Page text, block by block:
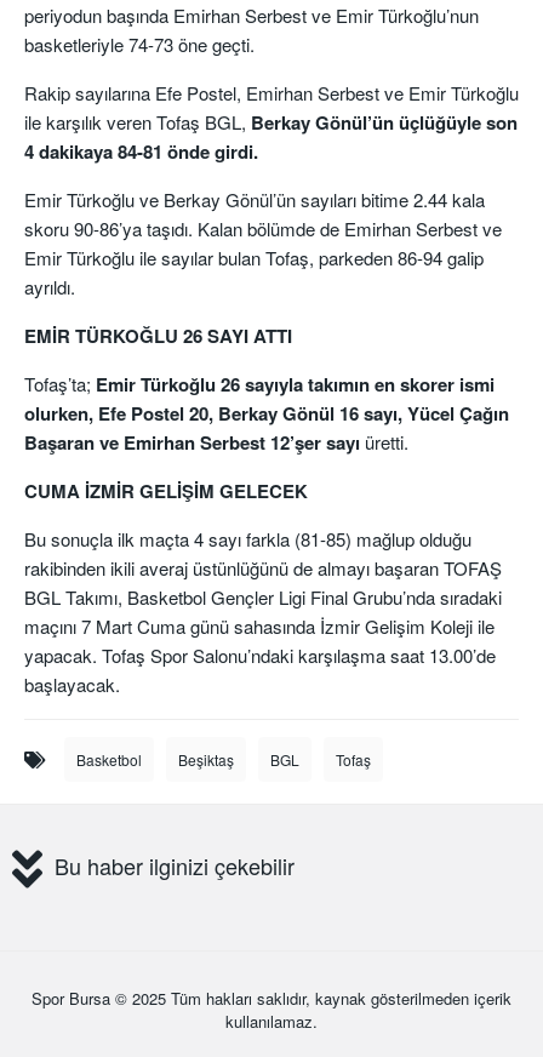
periyodun başında Emirhan Serbest ve Emir Türkoğlu’nun
basketleriyle 74-73 öne geçti.
Rakip sayılarına Efe Postel, Emirhan Serbest ve Emir Türkoğlu
ile karşılık veren Tofaş BGL, Berkay Gönül’ün üçlüğüyle son
4 dakikaya 84-81 önde girdi.
Emir Türkoğlu ve Berkay Gönül’ün sayıları bitime 2.44 kala
skoru 90-86’ya taşıdı. Kalan bölümde de Emirhan Serbest ve
Emir Türkoğlu ile sayılar bulan Tofaş, parkeden 86-94 galip
ayrıldı.
EMİR TÜRKOĞLU 26 SAYI ATTI
Tofaş’ta; Emir Türkoğlu 26 sayıyla takımın en skorer ismi
olurken, Efe Postel 20, Berkay Gönül 16 sayı, Yücel Çağın
Başaran ve Emirhan Serbest 12’şer sayı üretti.
CUMA İZMİR GELİŞİM GELECEK
Bu sonuçla ilk maçta 4 sayı farkla (81-85) mağlup olduğu
rakibinden ikili averaj üstünlüğünü de almayı başaran TOFAŞ
BGL Takımı, Basketbol Gençler Ligi Final Grubu’nda sıradaki
maçını 7 Mart Cuma günü sahasında İzmir Gelişim Koleji ile
yapacak. Tofaş Spor Salonu’ndaki karşılaşma saat 13.00’de
başlayacak.
Basketbol Beşiktaş BGL Tofaş
Bu haber ilginizi çekebilir
Spor Bursa © 2025 Tüm hakları saklıdır, kaynak gösterilmeden içerik
kullanılamaz.